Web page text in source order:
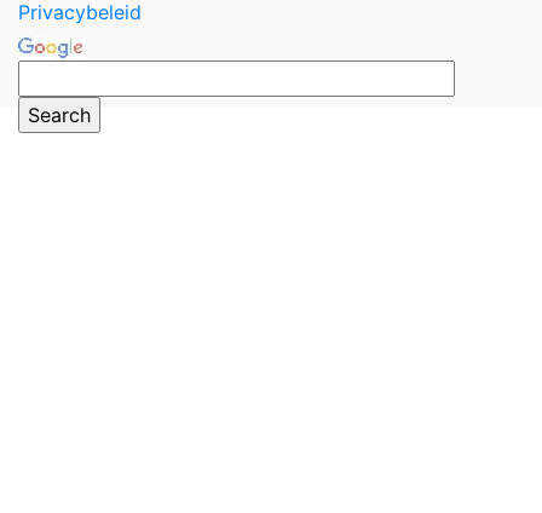
Privacybeleid